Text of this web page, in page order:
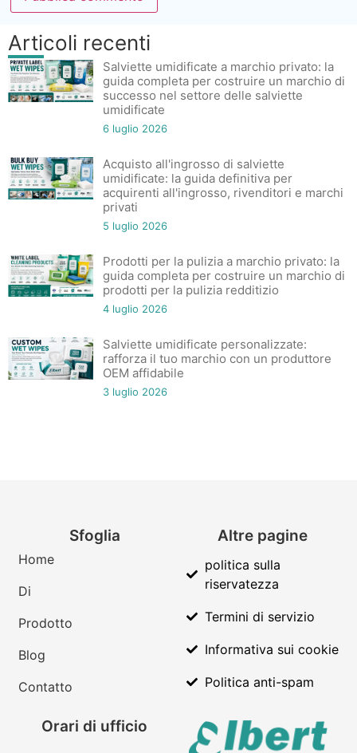
Articoli recenti
Salviette umidificate a marchio privato: la
guida completa per costruire un marchio di
successo nel settore delle salviette
umidificate
6 luglio 2026
Acquisto all'ingrosso di salviette
umidificate: la guida definitiva per
acquirenti all'ingrosso, rivenditori e marchi
privati
5 luglio 2026
Prodotti per la pulizia a marchio privato: la
guida completa per costruire un marchio di
prodotti per la pulizia redditizio
4 luglio 2026
Salviette umidificate personalizzate:
rafforza il tuo marchio con un produttore
OEM affidabile
3 luglio 2026
Sfoglia
Home
Di
Prodotto
Blog
Contatto
Altre pagine
politica sulla
riservatezza
Termini di servizio
Informativa sui cookie
Politica anti-spam
Orari di ufficio